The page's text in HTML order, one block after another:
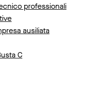
professionali
ausiliata
C